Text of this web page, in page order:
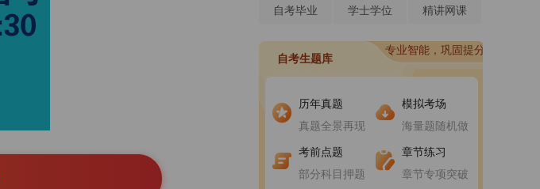
自考毕业
学士学位 精讲网课
自考生题库
专业智能，巩固提分
历年真题
真题全景再现
模拟考场
海量题随机做
进入做题
考前点题
部分科目押题
进入做题
章节练习
章节专项突破
进入做题
进入做题 进入做题